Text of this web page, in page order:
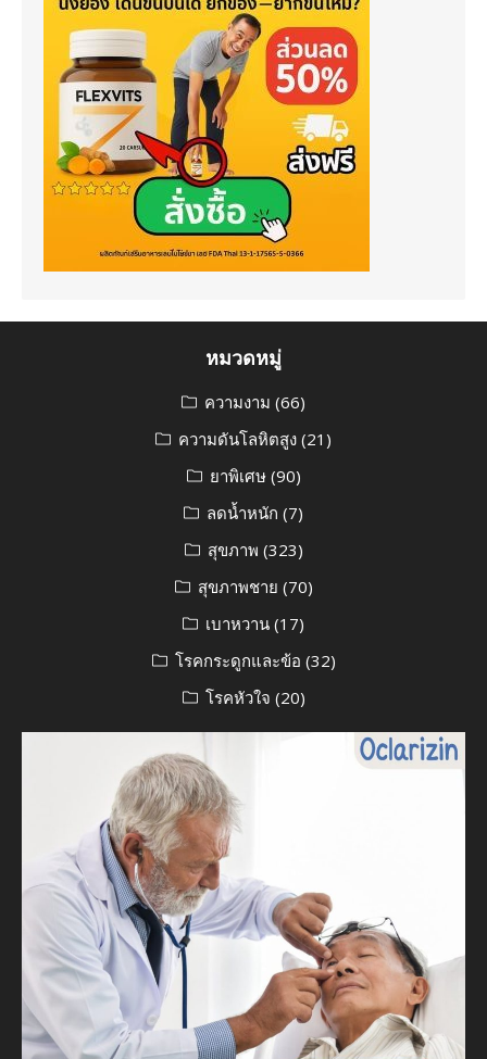
หมวดหมู่
ความงาม (66)
ความดันโลหิตสูง (21)
ยาพิเศษ(90)
ลดน้ำหนัก (7)
สุขภาพ (323)
สุขภาพชาย (70)
เบาหวาน (17)
โรคกระดูกและข้อ (32)
โรคหัวใจ (20)